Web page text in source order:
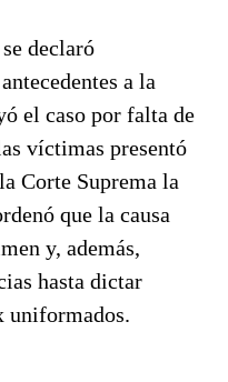
declaró
a la
el caso por falta de
víctimas presentó
Corte Suprema la
que la causa
y, además,
hasta dictar
uniformados.